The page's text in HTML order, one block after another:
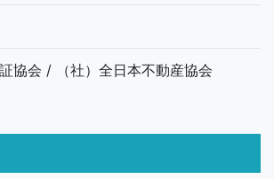
証協会 / （社）全日本不動産協会